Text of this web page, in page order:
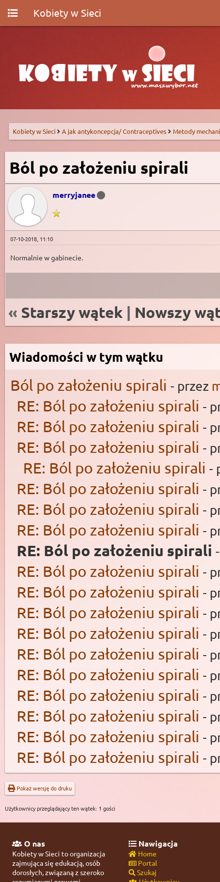
Kobiety w Sieci
Kobiety w Sieci A jak antykoncepcja/ Contraceptives Metody
Ból po założeniu spirali
merryjanee
07-10-2018, 11:10
Normalnie w gabinecie.
« Starszy wątek | Nowszy
Wiadomości w tym wątku
Ból po założeniu spirali - przez
RE: Ból po założeniu spirali -
RE: Ból po założeniu spirali -
RE: Ból po założeniu spirali -
RE: Ból po założeniu spirali -
RE: Ból po założeniu spirali -
RE: Ból po założeniu spirali -
RE: Ból po założeniu spirali -
RE: Ból po założeniu spirali
RE: Ból po założeniu spirali -
RE: Ból po założeniu spirali -
RE: Ból po założeniu spirali -
RE: Ból po założeniu spirali -
RE: Ból po założeniu spirali -
RE: Ból po założeniu spirali -
RE: Ból po założeniu spirali -
RE: Ból po założeniu spirali -
RE: Ból po założeniu spirali -
RE: Ból po założeniu spirali -
Pokaż wersję do druku
Użytkownicy przeglądający ten wątek: 1 gości
O nas
Kobiety w Sieci to organizacja
zajmująca się edukacją, osób
dorosłych, związaną z szeroko
Nawigacja
Home
Portal
Szukaj